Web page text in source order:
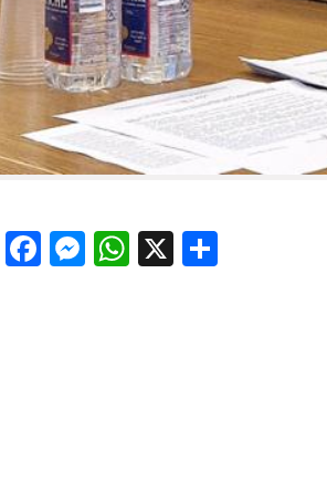
Facebook
Messenger
WhatsApp
X